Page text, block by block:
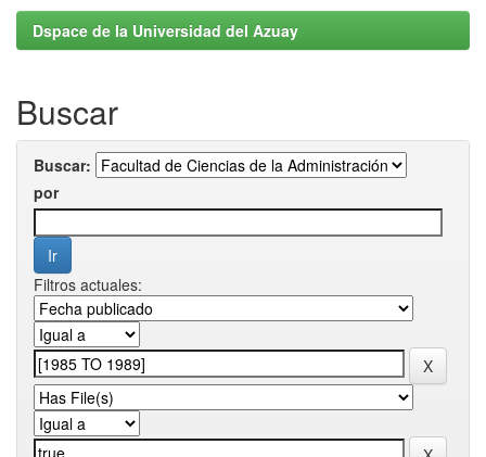
Dspace de la Universidad del Azuay
Buscar
Buscar:
por
Filtros actuales: